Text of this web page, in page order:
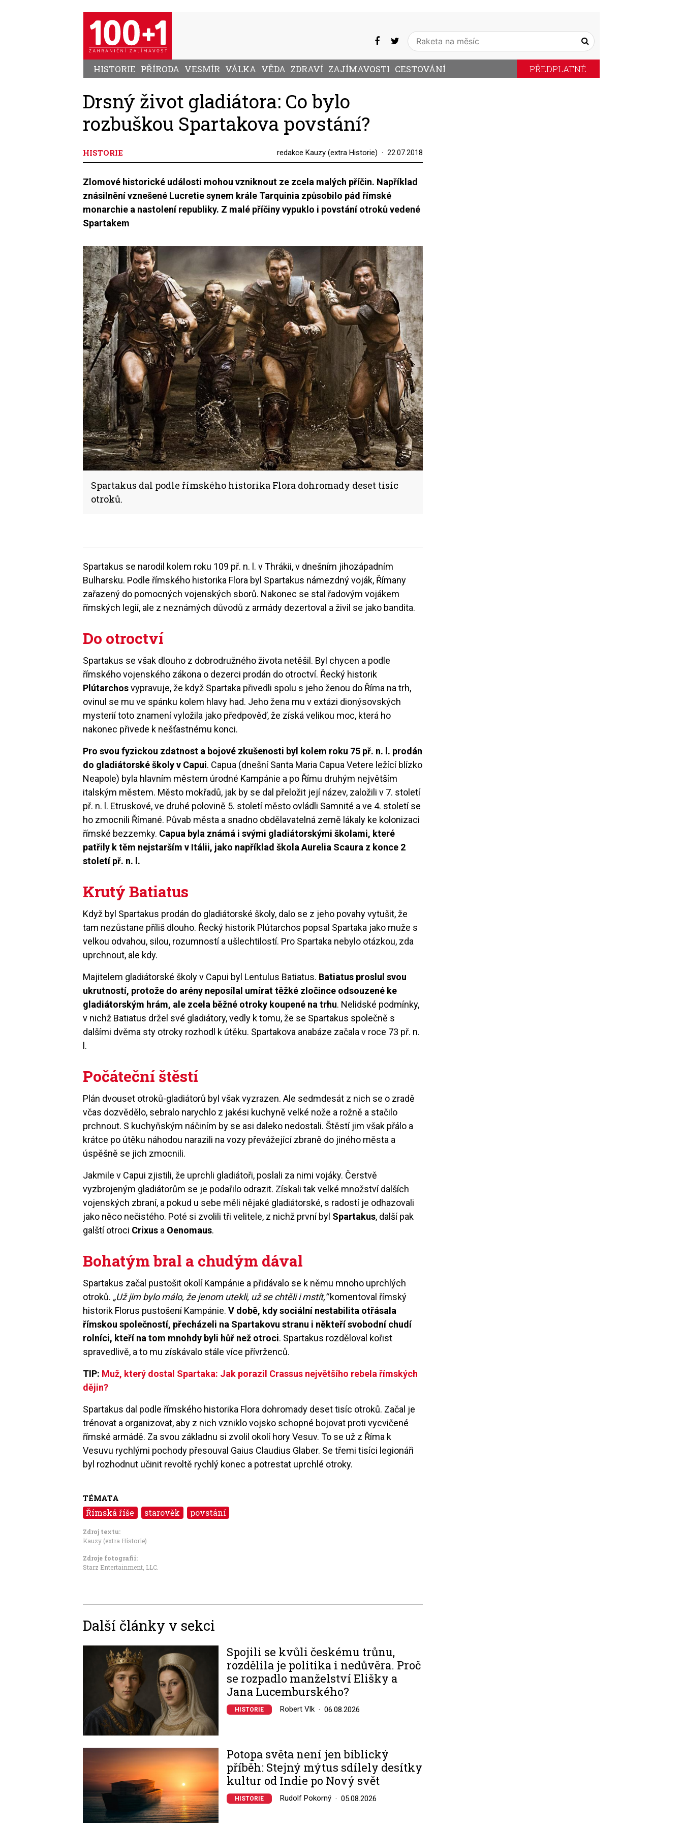
HISTORIE PŘÍRODA VESMÍR VÁLKA VĚDA ZDRAVÍ ZAJÍMAVOSTI CESTOVÁNÍ PŘEDPLATNÉ
Drsný život gladiátora: Co bylo
rozbuškou Spartakova povstání?
HISTORIE redakce Kauzy (extra Historie) 22.07.2018
Zlomové historické události mohou vzniknout ze zcela malých příčin. Například
znásilnění vznešené Lucretie synem krále Tarquinia způsobilo pád římské
monarchie a nastolení republiky. Z malé příčiny vypuklo i povstání otroků vedené
Spartakem
Spartakus dal podle římského historika Flora dohromady deset tisíc
otroků.
Spartakus se narodil kolem roku 109 př. n. l. v Thrákii, v dnešním jihozápadním
Bulharsku. Podle římského historika Flora byl Spartakus námezdný voják, Římany
zařazený do pomocných vojenských sborů. Nakonec se stal řadovým vojákem
římských legií, ale z neznámých důvodů z armády dezertoval a živil se jako bandita.
Do otroctví
Spartakus se však dlouho z dobrodružného života netěšil. Byl chycen a podle
římského vojenského zákona o dezerci prodán do otroctví. Řecký historik
Plútarchosvypravuje, že když Spartaka přivedli spolu s jeho ženou do Říma na trh,
ovinul se mu ve spánku kolem hlavy had. Jeho žena mu v extázi dionýsovských
mysterií toto znamení vyložila jako předpověď, že získá velikou moc, která ho
nakonec přivede k nešťastnému konci.
Pro svou fyzickou zdatnost a bojové zkušenosti byl kolem roku 75 př. n. l. prodán
do gladiátorské školy v Capui. Capua (dnešní Santa Maria Capua Vetere ležící blízko
Neapole) byla hlavním městem úrodné Kampánie a po Římu druhým největším
italským městem. Město mokřadů, jak by se dal přeložit její název, založili v 7. století
př. n. l. Etruskové, ve druhé polovině 5. století město ovládli Samnité a ve 4. století se
ho zmocnili Římané. Půvab města a snadno obdělavatelná země lákaly ke kolonizaci
římské bezzemky. Capua byla známá i svými gladiátorskými školami, které
patřily k těm nejstarším v Itálii, jako například škola Aurelia Scaura z konce 2
století př. n. l.
Krutý Batiatus
Když byl Spartakus prodán do gladiátorské školy, dalo se z jeho povahy vytušit, že
tam nezůstane příliš dlouho. Řecký historik Plútarchos popsal Spartaka jako muže s
velkou odvahou, silou, rozumností a ušlechtilostí. Pro Spartaka nebylo otázkou, zda
uprchnout, ale kdy.
Majitelem gladiátorské školy v Capui byl Lentulus Batiatus. Batiatus proslul svou
ukrutností, protože do arény neposílal umírat těžké zločince odsouzené ke
gladiátorským hrám, ale zcela běžné otroky koupené na trhu. Nelidské podmínky,
v nichž Batiatus držel své gladiátory, vedly k tomu, že se Spartakus společně s
dalšími dvěma sty otroky rozhodl k útěku. Spartakova anabáze začala v roce 73 př. n.
l.
Počáteční štěstí
Plán dvouset otroků-gladiátorů byl však vyzrazen. Ale sedmdesát z nich se o zradě
včas dozvědělo, sebralo narychlo z jakési kuchyně velké nože a rožně a stačilo
prchnout. S kuchyňským náčiním by se asi daleko nedostali. Štěstí jim však přálo a
krátce po útěku náhodou narazili na vozy převážející zbraně do jiného města a
úspěšně se jich zmocnili.
Jakmile v Capui zjistili, že uprchli gladiátoři, poslali za nimi vojáky. Čerstvě
vyzbrojeným gladiátorům se je podařilo odrazit. Získali tak velké množství dalších
vojenských zbraní, a pokud u sebe měli nějaké gladiátorské, s radostí je odhazovali
jako něco nečistého. Poté si zvolili tři velitele, z nichž první byl Spartakus, další pak
galští otroci Crixus a Oenomaus.
Bohatým bral a chudým dával
Spartakus začal pustošit okolí Kampánie a přidávalo se k němu mnoho uprchlých
otroků. „Už jim bylo málo, že jenom utekli, už se chtěli i mstít,“komentoval římský
historik Florus pustošení Kampánie.V době, kdy sociální nestabilita otřásala
římskou společností, přecházeli na Spartakovu stranu i někteří svobodní chudí
rolníci, kteří na tom mnohdy byli hůř než otroci. Spartakus rozděloval kořist
spravedlivě, a to mu získávalo stále více přívrženců.
TIP: Muž, který dostal Spartaka: Jak porazil Crassus největšího rebela římských
dějin?
Spartakus dal podle římského historika Flora dohromady deset tisíc otroků. Začal je
trénovat a organizovat, aby z nich vzniklo vojsko schopné bojovat proti vycvičené
římské armádě. Za svou základnu si zvolil okolí hory Vesuv. To se už z Říma k
Vesuvu rychlými pochody přesouval Gaius Claudius Glaber. Se třemi tisíci legionáři
byl rozhodnut učinit revoltě rychlý konec a potrestat uprchlé otroky.
TÉMATA
Římská říše starověk povstání
Zdroj textu:
Kauzy (extra Historie)
Zdroje fotografii:
Starz Entertainment, LLC.
Další články v sekci
Spojili se kvůli českému trůnu,
rozdělila je politika i nedůvěra. Proč
se rozpadlo manželství Elišky a
Jana Lucemburského?
HISTORIE Robert Vlk 06.08.2026
Potopa světa není jen biblický
příběh: Stejný mýtus sdílely desítky
kultur od Indie po Nový svět
HISTORIE Rudolf Pokorný 05.08.2026